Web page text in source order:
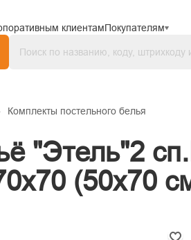
клиентамПокупателям
Комплекты постельного белья
"Этель"2
(50х70